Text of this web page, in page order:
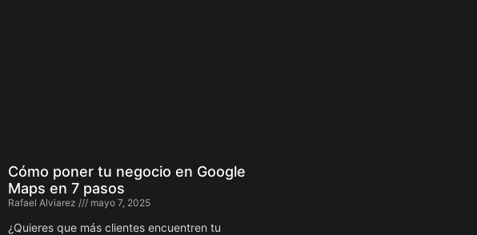
Cómo poner tu negocio en Google
Maps en 7 pasos
Rafael Alviarez mayo 7, 2025
¿Quieres que más clientes encuentren tu